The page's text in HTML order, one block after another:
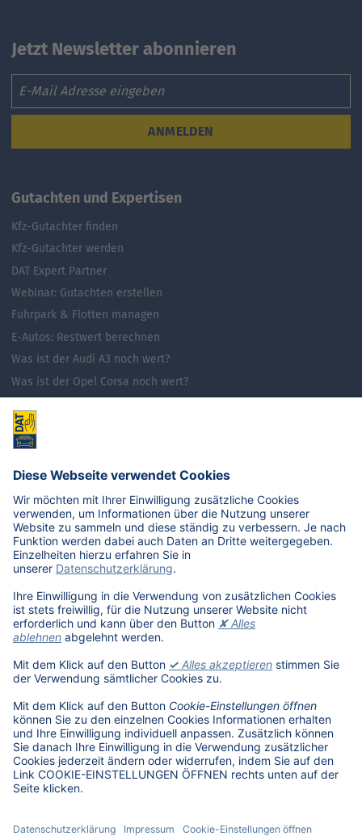
Jetzt Newsletter abonnieren
ANMELDEN
Gutachten und Expertisen
Kfz-Gutachter finden
Kfz-Gutachter werden
DAT Expert Partner
Webinar: Gutachten erstellen
Fuhrpark & Flotten managen
E-Autos: Restwert berechnen
Was ist der Audi A3 noch wert?
Was ist der Opel Corsa noch wert?
Was ist der VW Golf noch wert?
E-Mobilität in Deutschland
Karriere
Übersicht
Stellenangebote
Benefits
DAT als Arbeitgeber
Schüler, Absolventen, Studenten
#getDATjob
DAT International
Wir über uns
DAT Historie
Nachhaltigkeit
Informationssicherheit
Anfahrt